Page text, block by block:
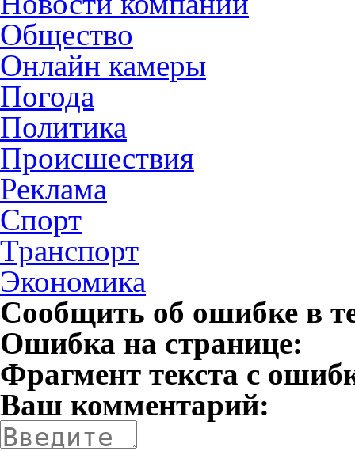
Общество
Онлайн камеры
Погода
Политика
Происшествия
Реклама
Спорт
Транспорт
Экономика
Сообщить об ошибке в
Ошибка на странице:
Фрагмент текста с
Ваш комментарий: